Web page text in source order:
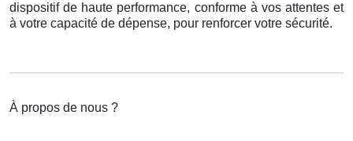
dispositif de haute performance, conforme à vos attentes et
à votre capacité de dépense, pour renforcer votre sécurité.
À propos de nous ?